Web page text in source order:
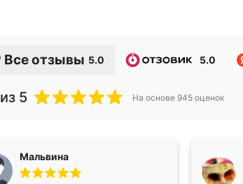
Все отзывы 5.0 5.0
из 5 На основе 945 оценок
Мальвина